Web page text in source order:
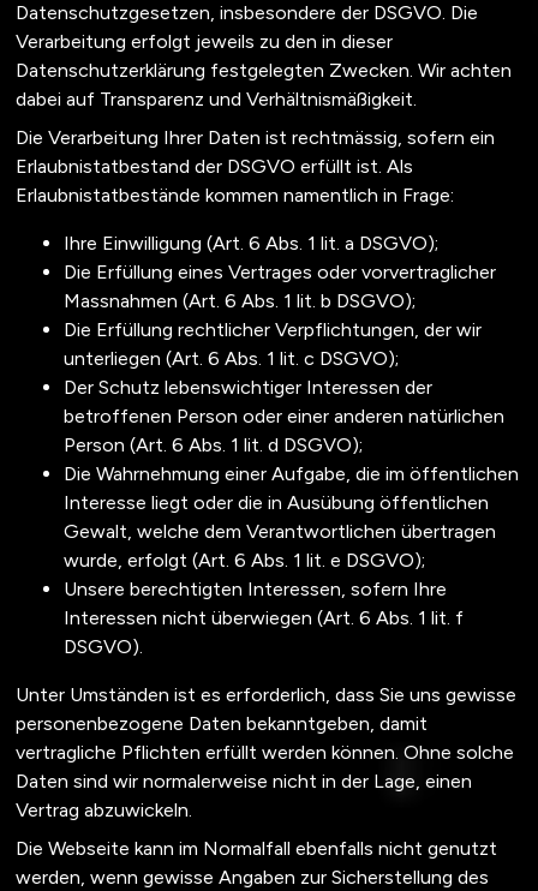
Datenschutzgesetzen, insbesondere der DSGVO. Die
Verarbeitung erfolgt jeweils zu den in dieser
Datenschutzerklärung festgelegten Zwecken. Wir achten
dabei auf Transparenz und Verhältnismäßigkeit.
Die Verarbeitung Ihrer Daten ist rechtmässig, sofern ein
Erlaubnistatbestand der DSGVO erfüllt ist. Als
Erlaubnistatbestände kommen namentlich in Frage:
Ihre Einwilligung (Art. 6 Abs. 1 lit. a DSGVO);
Die Erfüllung eines Vertrages oder vorvertraglicher
Massnahmen (Art. 6 Abs. 1 lit. b DSGVO);
Die Erfüllung rechtlicher Verpflichtungen, der wir
unterliegen (Art. 6 Abs. 1 lit. c DSGVO);
Der Schutz lebenswichtiger Interessen der
betroffenen Person oder einer anderen natürlichen
Person (Art. 6 Abs. 1 lit. d DSGVO);
Die Wahrnehmung einer Aufgabe, die im öffentlichen
Interesse liegt oder die in Ausübung öffentlichen
Gewalt, welche dem Verantwortlichen übertragen
wurde, erfolgt (Art. 6 Abs. 1 lit. e DSGVO);
Unsere berechtigten Interessen, sofern Ihre
Interessen nicht überwiegen (Art. 6 Abs. 1 lit. f
DSGVO).
Unter Umständen ist es erforderlich, dass Sie uns gewisse
personenbezogene Daten bekanntgeben, damit
vertragliche Pflichten erfüllt werden können. Ohne solche
Daten sind wir normalerweise nicht in der Lage, einen
Vertrag abzuwickeln.
Die Webseite kann im Normalfall ebenfalls nicht genutzt
werden, wenn gewisse Angaben zur Sicherstellung des